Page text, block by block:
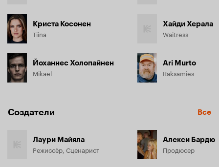
Криста Косонен
Tiina
Йоханнес Холопайнен
Mikael
Хайди Херала
Waitress
Ari Murto
Raksamies
Создатели Все
Лаури Майяла
Режиссёр, Сценарист
Алекси Бардю
Продюсер